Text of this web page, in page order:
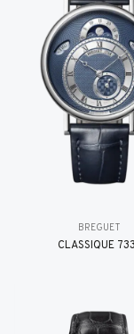
BREGUET
CLASSIQUE